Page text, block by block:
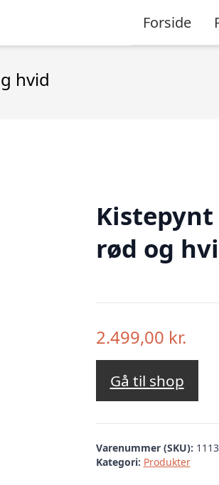
Forside
hvid
rød og
2.499,00 kr.
Gå til shop
Varenummer (SKU):
Kategori: Produkter